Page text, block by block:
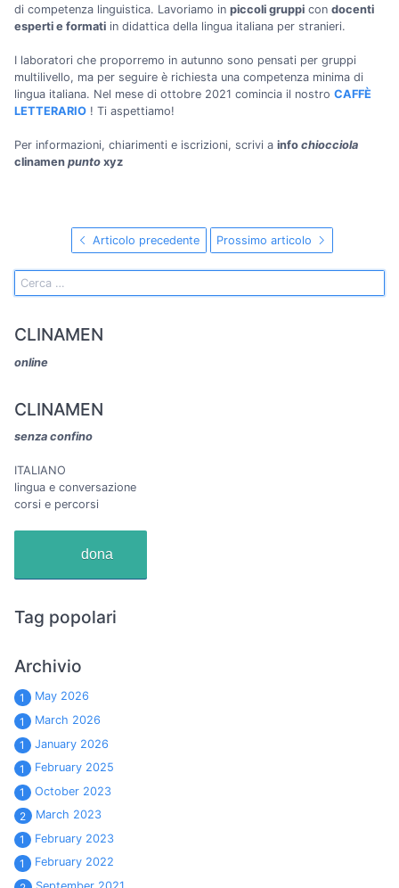
di competenza linguistica. Lavoriamo in piccoli gruppi con docenti
esperti e formati in didattica della lingua italiana per stranieri.
I laboratori che proporremo in autunno sono pensati per gruppi
multilivello, ma per seguire è richiesta una competenza minima di
lingua italiana. Nel mese di ottobre 2021 comincia il nostro CAFFÈ
LETTERARIO ! Ti aspettiamo!
Per informazioni, chiarimenti e iscrizioni, scrivi a info chiocciola
clinamen punto xyz
Articolo precedente Prossimo articolo
CLINAMEN
online
CLINAMEN
senza confino
ITALIANO
lingua e conversazione
corsi e percorsi
dona
Tag popolari
Archivio
1
May 2026
1
March 2026
1
January 2026
1
February 2025
1
October 2023
2
March 2023
1
February 2023
1
February 2022